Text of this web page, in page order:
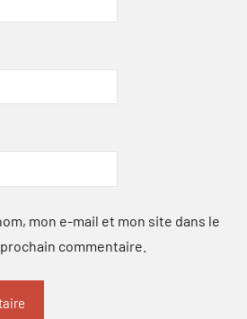
mon e-mail et mon site dans le
commentaire.